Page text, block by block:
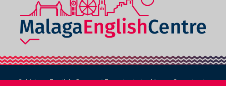
© Malaga English Centre / Escuela de Inglés en Cerrado de